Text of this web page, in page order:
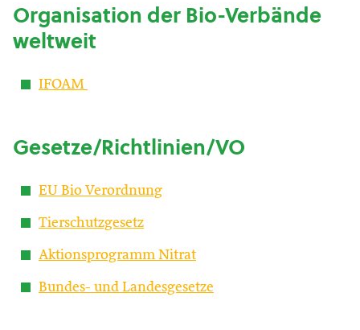
Organisation der Bio-Verbände
weltweit
IFOAM
Gesetze/Richtlinien/VO
EU Bio Verordnung
Tierschutzgesetz
Aktionsprogramm Nitrat
Bundes- und Landesgesetze